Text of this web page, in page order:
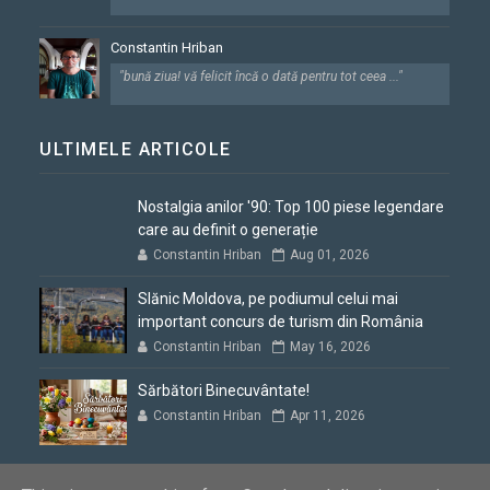
Constantin Hriban
"bună ziua! vă felicit încă o dată pentru tot ceea ..."
ULTIMELE ARTICOLE
Nostalgia anilor '90: Top 100 piese legendare
care au definit o generație
Constantin Hriban Aug 01, 2026
Slănic Moldova, pe podiumul celui mai
important concurs de turism din România
Constantin Hriban May 16, 2026
Sărbători Binecuvântate!
Constantin Hriban Apr 11, 2026